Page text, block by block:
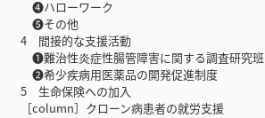
❹ハローワーク
❺その他
4 間接的な支援活動
❶難治性炎症性腸管障害に関する調査研究班
❷希少疾病用医薬品の開発促進制度
5 生命保険への加入
［column］クローン病患者の就労支援